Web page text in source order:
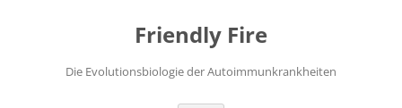
Friendly Fire
Die Evolutionsbiologie der Autoimmunkrankheiten